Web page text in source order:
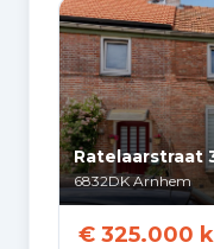
Ratelaarstraat
6832DK Arnhem
€ 325.000